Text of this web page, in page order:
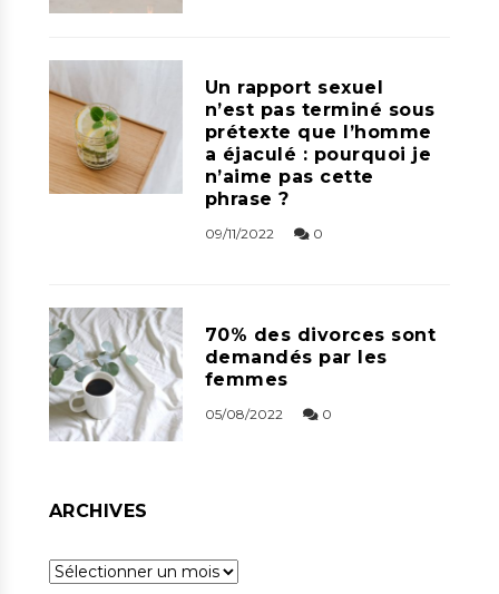
Un rapport sexuel
n’est pas terminé sous
prétexte que l’homme
a éjaculé : pourquoi je
n’aime pas cette
phrase ?
09/11/2022 0
70% des divorces sont
demandés par les
femmes
05/08/2022 0
ARCHIVES
Archives